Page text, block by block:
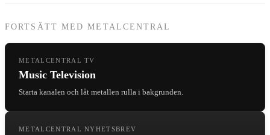
FORTSÄTT MED METALCENTRAL
METALCENTRAL TV
Music Television
Starta kanalen och låt metallen rulla i bakgrunden.
METALCENTRAL NYHETSBREV